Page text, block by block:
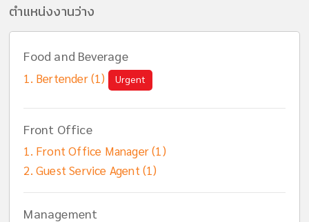
ตำแหน่งงานว่าง
Food and Beverage
Bertender (1) Urgent
Front Office
Front Office Manager (1)
Guest Service Agent (1)
Management